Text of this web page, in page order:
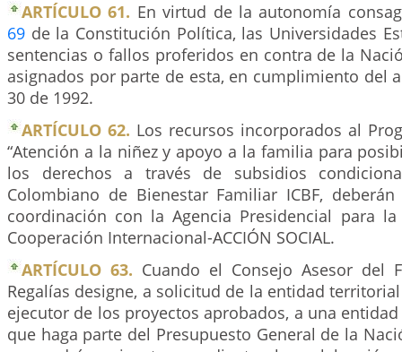
ARTÍCULO 61. En virtud de la autonomía
69 de la Constitución Política, las Universidades
sentencias o fallos proferidos en contra de la
asignados por parte de esta, en cumplimiento del
30 de 1992.
ARTÍCULO 62. Los recursos incorporados al
“Atención a la niñez y apoyo a la familia para
los derechos a través de subsidios
Colombiano de Bienestar Familiar ICBF,
coordinación con la Agencia Presidencial para
Cooperación Internacional-ACCIÓN SOCIAL.
ARTÍCULO 63. Cuando el Consejo Asesor del
Regalías designe, a solicitud de la entidad
ejecutor de los proyectos aprobados, a una
que haga parte del Presupuesto General de la